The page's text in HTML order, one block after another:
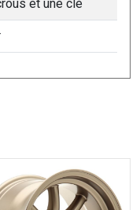
et une clé